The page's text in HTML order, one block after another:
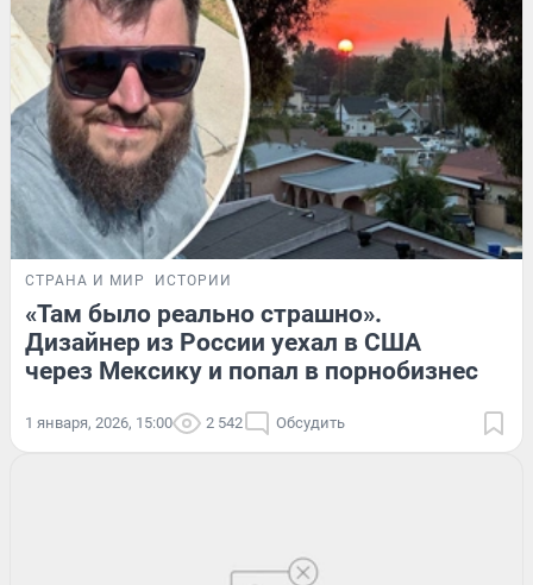
СТРАНА И МИР ИСТОРИИ
«Там было реально страшно».
Дизайнер из России уехал в США
через Мексику и попал в порнобизнес
1 января, 2026, 15:00 2 542 Обсудить